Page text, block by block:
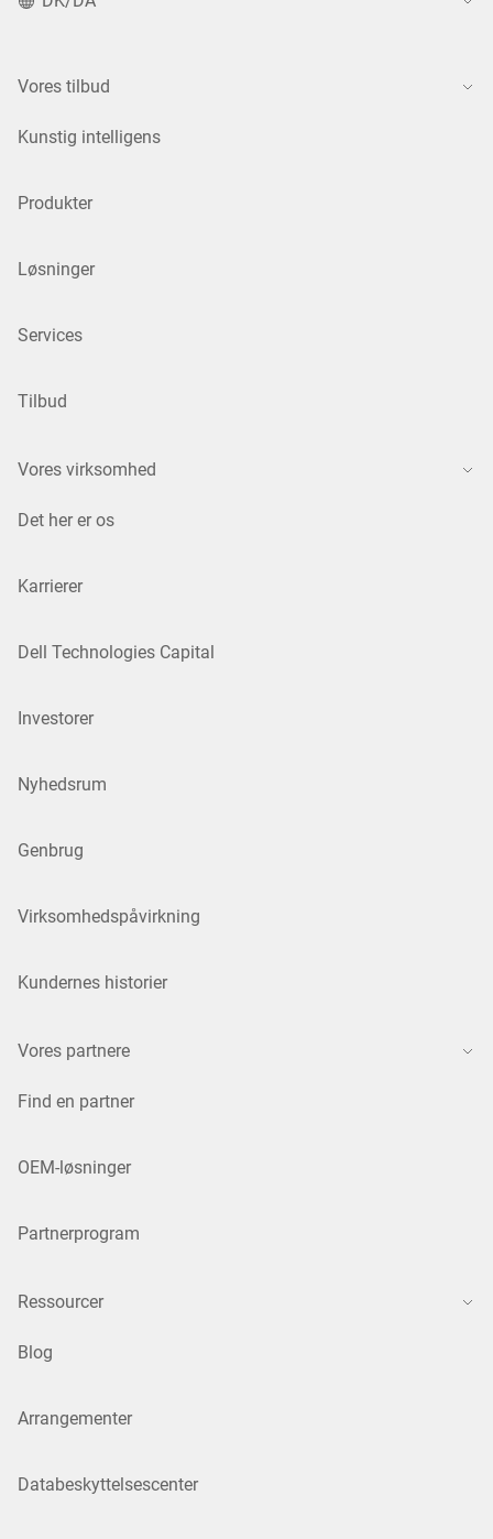
Vores tilbud
Kunstig intelligens
Produkter
Løsninger
Services
Tilbud
Vores virksomhed
Det her er os
Karrierer
Dell Technologies Capital
Investorer
Nyhedsrum
Genbrug
Virksomhedspåvirkning
Kundernes historier
Vores partnere
Find en partner
OEM-løsninger
Partnerprogram
Ressourcer
Blog
Arrangementer
Databeskyttelsescenter